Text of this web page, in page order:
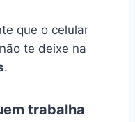
que o celular
te deixe na
.
trabalha